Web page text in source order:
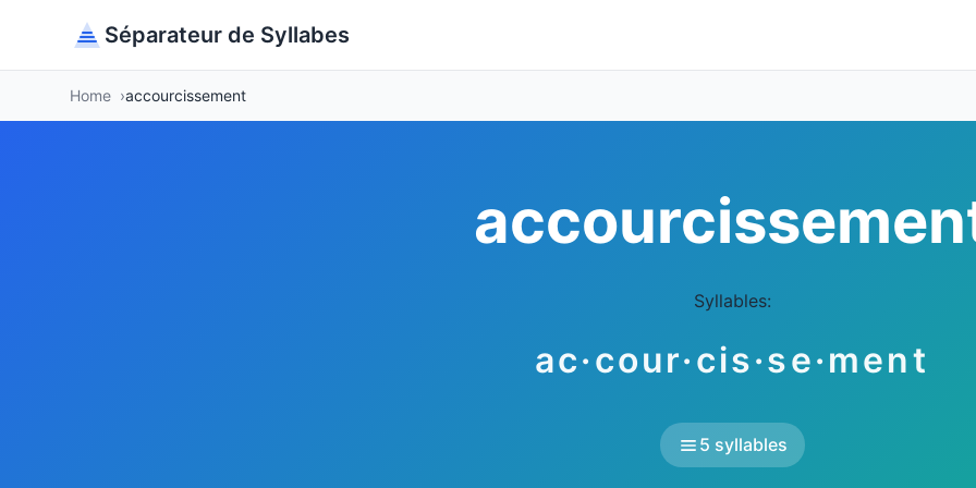
Séparateur de Syllabes
Home accourcissement
Syllables:
ac·cour·cis·se·ment
5 syllables